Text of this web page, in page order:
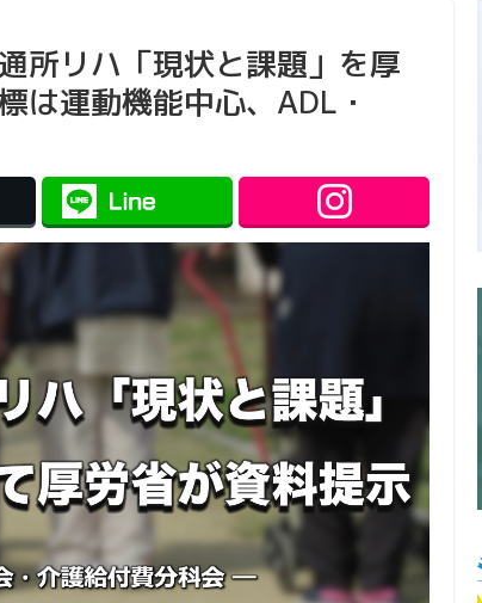
所リハ「現状と課題」を厚
は運動機能中心、ADL・